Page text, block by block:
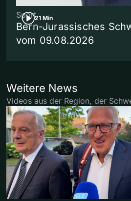
21 Min
Sport
Bern-Jurassisches
vom 09.08.2026
Weitere News
Videos aus der Region, der